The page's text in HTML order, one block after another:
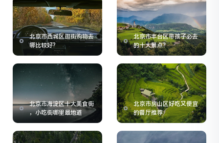
北京市西城区逛街购物去
哪比较好?
北京市丰台区带孩子必去
的十大景点？
北京市海淀区十大美食街
，小吃街哪里最地道
北京市房山区好吃又便宜
的餐厅推荐